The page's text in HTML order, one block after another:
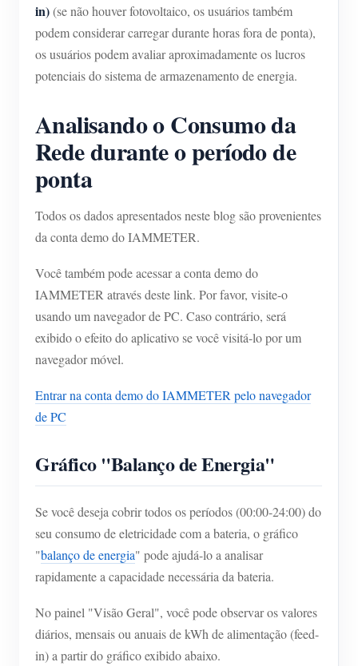
in)(se não houver fotovoltaico, os usuários também
podem considerar carregar durante horas fora de ponta),
os usuários podem avaliar aproximadamente os lucros
potenciais do sistema de armazenamento de energia.
Analisando o Consumo da
Rede durante o período de
ponta
Todos os dados apresentados neste blog são provenientes
da conta demo do IAMMETER.
Você também pode acessar a conta demo do
IAMMETER através deste link. Por favor, visite-o
usando um navegador de PC. Caso contrário, será
exibido o efeito do aplicativo se você visitá-lo por um
navegador móvel.
Entrar na conta demo do IAMMETER pelo navegador
de PC
Gráfico "Balanço de Energia"
Se você deseja cobrir todos os períodos (00:00-24:00) do
seu consumo de eletricidade com a bateria, o gráfico
"balanço de energia" pode ajudá-lo a analisar
rapidamente a capacidade necessária da bateria.
No painel "Visão Geral", você pode observar os valores
diários, mensais ou anuais de kWh de alimentação (feed-
in) a partir do gráfico exibido abaixo.